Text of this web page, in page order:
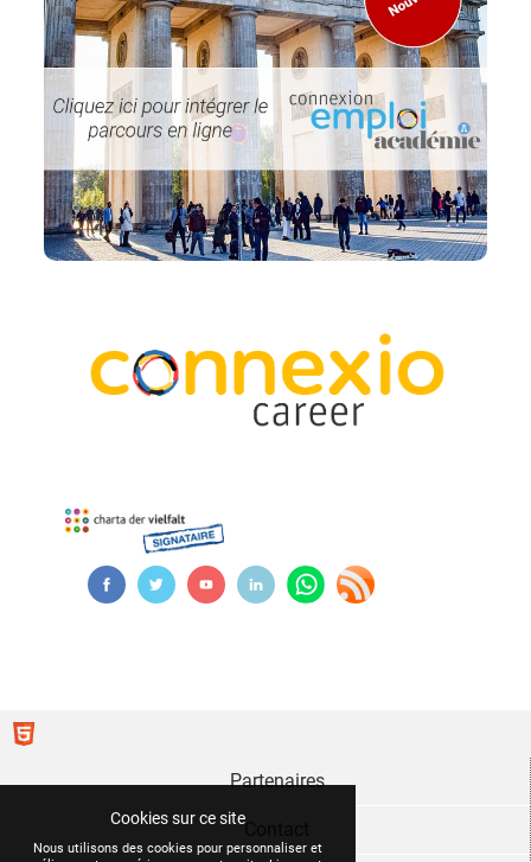
Cookies sur ce site
Nous utilisons des cookies pour personnaliser et
Partenaires
Contact